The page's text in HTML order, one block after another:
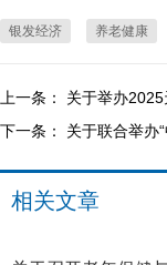
银发经济 养老健康
上一条： 关于举办
下一条： 关于联合举办
相关文章